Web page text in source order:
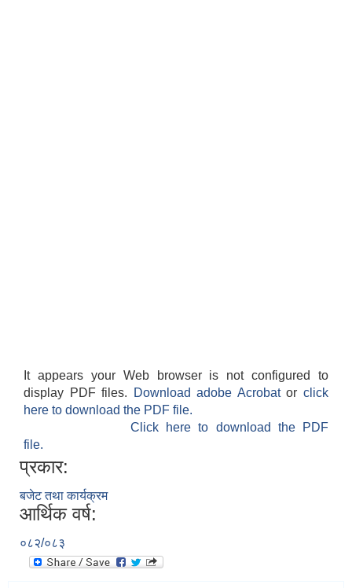
It appears your Web browser is not configured to
display PDF files.
Download adobe Acrobatorclick
here to download the PDF file.
Click here to download the PDF
file.
प्रकार:
बजेट तथा कार्यक्रम
आर्थिक वर्ष:
०८२/०८३